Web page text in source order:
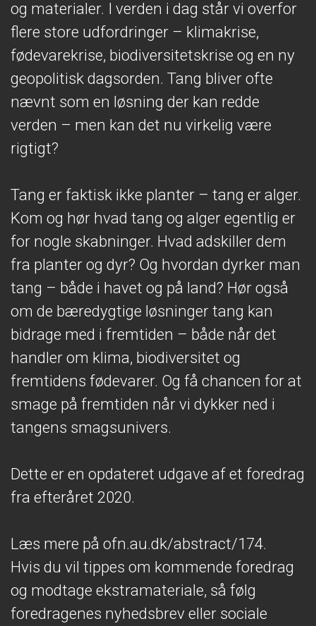
og materialer. I verden i dag står vi overfor
flere store udfordringer – klimakrise,
fødevarekrise, biodiversitetskrise og en ny
geopolitisk dagsorden. Tang bliver ofte
nævnt som en løsning der kan redde
verden – men kan det nu virkelig være
rigtigt?
Tang er faktisk ikke planter – tang er alger.
Kom og hør hvad tang og alger egentlig er
for nogle skabninger. Hvad adskiller dem
fra planter og dyr? Og hvordan dyrker man
tang – både i havet og på land? Hør også
om de bæredygtige løsninger tang kan
bidrage med i fremtiden – både når det
handler om klima, biodiversitet og
fremtidens fødevarer. Og få chancen for at
smage på fremtiden når vi dykker ned i
tangens smagsunivers.
Dette er en opdateret udgave af et foredrag
fra efteråret 2020.
Læs mere på ofn.au.dk/abstract/174.
Hvis du vil tippes om kommende foredrag
og modtage ekstramateriale, så følg
foredragenes nyhedsbrev eller sociale